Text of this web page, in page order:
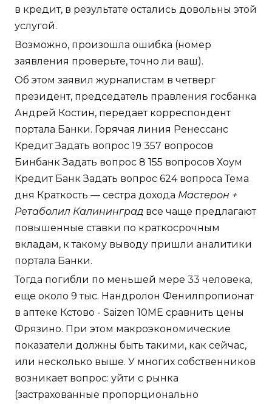
в кредит, в результате остались довольны этой
услугой.
Возможно, произошла ошибка (номер
заявления проверьте, точно ли ваш).
Об этом заявил журналистам в четверг
президент, председатель правления госбанка
Андрей Костин, передает корреспондент
портала Банки. Горячая линия Ренессанс
Кредит Задать вопрос 19 357 вопросов
Бинбанк Задать вопрос 8 155 вопросов Хоум
Кредит Банк Задать вопрос 624 вопроса Тема
дня Краткость — сестра дохода Мастерон +
Ретаболил Калининград все чаще предлагают
повышенные ставки по краткосрочным
вкладам, к такому выводу пришли аналитики
портала Банки.
Тогда погибли по меньшей мере 33 человека,
еще около 9 тыс. Нандролон Фенилпропионат
в аптеке Кстово - Saizen 10ME сравнить цены
Фрязино. При этом макроэкономические
показатели должны быть такими, как сейчас,
или несколько выше. У многих собственников
возникает вопрос: уйти с рынка
(застрахованные пропорционально